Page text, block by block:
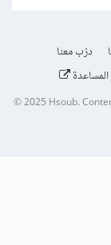
درّب معنا
© 2025Hsoub.